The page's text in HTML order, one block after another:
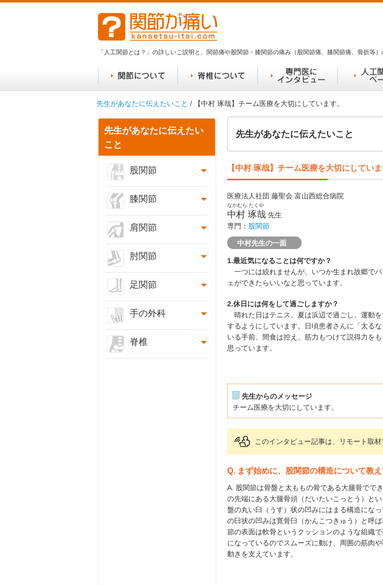
「人工関節とは？」の詳しいご説明と、関節痛や股関節・膝関節の痛み（股関節痛、膝関節痛、骨折等
先生があなたに伝えたいこと / 【中村 琢哉】チーム医療を大切にしています。
先生があなたに伝えたいこと
【中村 琢哉】チーム医療を大切にしていま
医療法人社団 藤聖会 富山西総合病院
なかむら たくや
中村 琢哉 先生
専門： 股関節
中村先生の一面
1.最近気になることは何ですか？
一つには絞れませんが、いつか生まれ故郷で
ェができたらいいなと思っています。
2.休日には何をして過ごしますか？
晴れた日はテニス、夏は浜辺で過ごし、運動
するようにしています。日頃患者さんに「太る
いる手前、間食は控え、筋力もつけて説得力をも
思っています。
先生からのメッセージ
チーム医療を大切にしています。
このインタビュー記事は、リモート取材
Q. まず始めに、股関節の構造について教え
A. 股関節は骨盤と太ももの骨である大腿骨でで
の先端にある大腿骨頭（だいたいこっとう）と
盤の丸い臼（うす）状の凹みにはまる構造にな
の臼状の凹みは寛骨臼（かんこつきゅう）と呼
節の表面は軟骨というクッションのような組織
になっているのでスムーズに動け、周囲の筋肉
動きを支えています。
先生があなたに伝えたい
こと
股関節
膝関節
肩関節
肘関節
足関節
手の外科
脊椎